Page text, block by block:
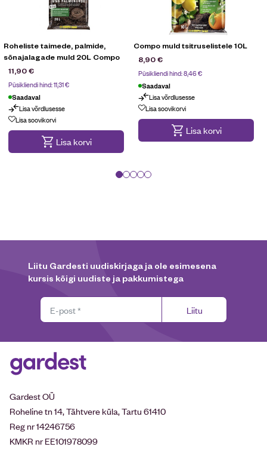
Roheliste taimede, palmide,
sõnajalagade muld 20L Compo
11,90€
Püsikliendi hind:11,31€
Saadaval
Lisa võrdlusesse
Lisa soovikorvi
Lisa korvi
Compo muld tsitruselistele 10L
8,90€
Püsikliendi hind:8,46€
Saadaval
Lisa võrdlusesse
Lisa soovikorvi
Lisa korvi
Liitu Gardesti uudiskirjaga ja ole esimesena
kursis kõigi uudiste ja pakkumistega
Liitu
Gardest OÜ
Roheline tn 14, Tähtvere küla, Tartu 61410
Reg nr 14246756
KMKR nr EE101978099